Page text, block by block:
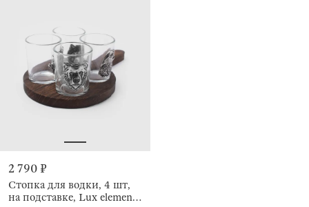
2 790 ₽
Стопка для водки, 4 шт,
на подставке, Lux elements